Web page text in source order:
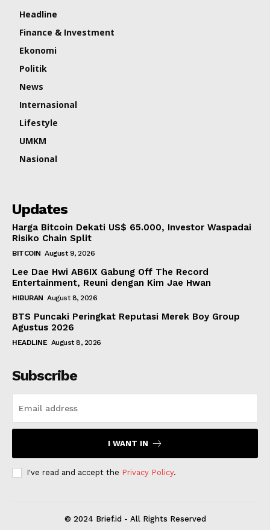
Headline
Finance & Investment
Ekonomi
Politik
News
Internasional
Lifestyle
UMKM
Nasional
Updates
Harga Bitcoin Dekati US$ 65.000, Investor Waspadai
Risiko Chain Split
BITCOIN August 9, 2026
Lee Dae Hwi AB6IX Gabung Off The Record
Entertainment, Reuni dengan Kim Jae Hwan
HIBURAN August 8, 2026
BTS Puncaki Peringkat Reputasi Merek Boy Group
Agustus 2026
HEADLINE August 8, 2026
Subscribe
I WANT IN
I've read and accept the Privacy Policy.
© 2024 Brief.id - All Rights Reserved